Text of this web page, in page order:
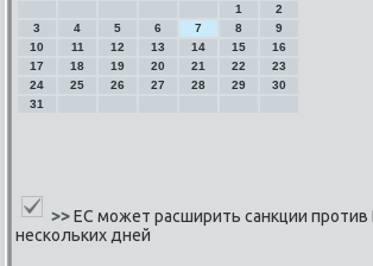
1
2
3
4 5 6 7 8
9
10
11 12 13 14 15
16
17
18 19 20 21 22
23
24
25 26 27 28 29
30
31
>>ЕС может расширить санкции против
нескольких дней